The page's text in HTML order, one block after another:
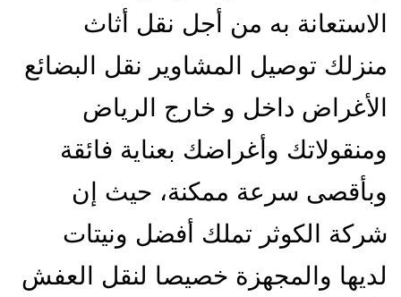
الاستعانة به من أجل نقل أثاث
منزلك توصيل المشاوير نقل البضائع
الأغراض داخل و خارج الرياض
ومنقولاتك وأغراضك بعناية فائقة
وبأقصى سرعة ممكنة، حيث إن
شركة الكوثر تملك أفضل ونيتات
لديها والمجهزة خصيصا لنقل العفش